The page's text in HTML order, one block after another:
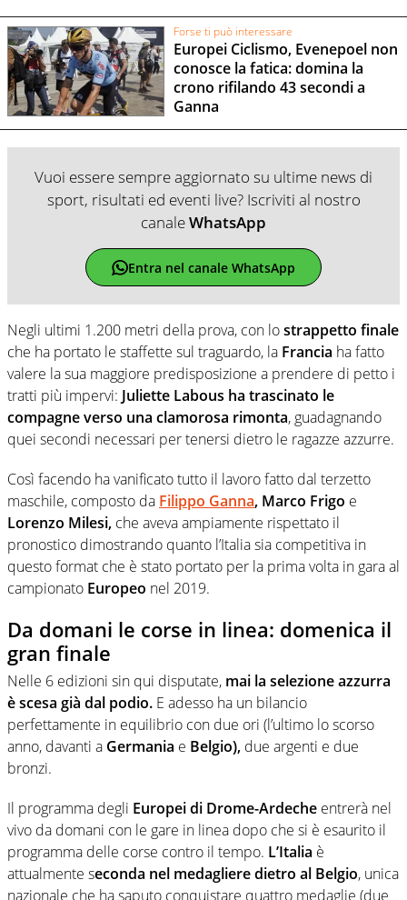
Forse ti può interessare
Europei Ciclismo, Evenepoel non
conosce la fatica: domina la
crono rifilando 43 secondi a
Ganna
Vuoi essere sempre aggiornato su ultime news di
sport, risultati ed eventi live? Iscriviti al nostro
canaleWhatsApp
Entra nel canale WhatsApp
Negli ultimi 1.200 metri della prova, con lostrappetto finale
che ha portato le staffette sul traguardo, la Francia ha fatto
valere la sua maggiore predisposizione a prendere di petto i
tratti più impervi: Juliette Labous ha trascinato le
compagne verso una clamorosa rimonta, guadagnando
quei secondi necessari per tenersi dietro le ragazze azzurre.
Così facendo ha vanificato tutto il lavoro fatto dal terzetto
maschile, composto da Filippo Ganna, Marco Frigo e
Lorenzo Milesi, che aveva ampiamente rispettato il
pronostico dimostrando quanto l’Italia sia competitiva in
questo format che è stato portato per la prima volta in gara al
campionato Europeo nel 2019.
Da domani le corse in linea: domenica il
gran finale
Nelle 6 edizioni sin qui disputate, mai la selezione azzurra
è scesa già dal podio. E adesso ha un bilancio
perfettamente in equilibrio con due ori (l’ultimo lo scorso
anno, davanti a Germania e Belgio), due argenti e due
bronzi.
Il programma degli Europeidi Drome-Ardeche entrerà nel
vivo da domani con le gare in linea dopo che si è esaurito il
programma delle corse contro il tempo. L’Italia è
attualmente seconda nel medagliere dietro al Belgio, unica
nazionale che ha saputo conquistare quattro medaglie (due